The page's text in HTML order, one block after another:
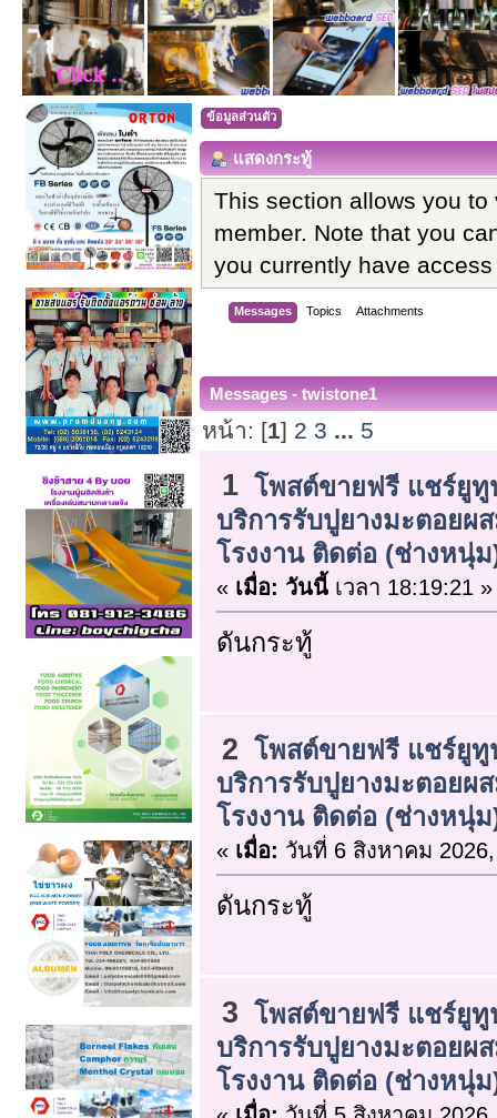
ข้อมูลส่วนตัว
แสดงกระทู้
This section allows you
member. Note that you
you currently have
Messages Topics Attachments
Messages - twistone1
หน้า: [1] 2 3 ... 5
1 โพสต์ขายฟรี แชร์ยูทู
บริการรับปูยางมะตอยผ
โรงงาน ติดต่อ (ช่างหนุ่ม
« เมื่อ: วันนี้เวลา 18:19:21 »
ดันกระทู้
2 โพสต์ขายฟรี แชร์ยูทู
บริการรับปูยางมะตอยผ
โรงงาน ติดต่อ (ช่างหนุ่ม
« เมื่อ: วันที่ 6 สิงหาคม
ดันกระทู้
3 โพสต์ขายฟรี แชร์ยูทู
บริการรับปูยางมะตอยผ
โรงงาน ติดต่อ (ช่างหนุ่ม